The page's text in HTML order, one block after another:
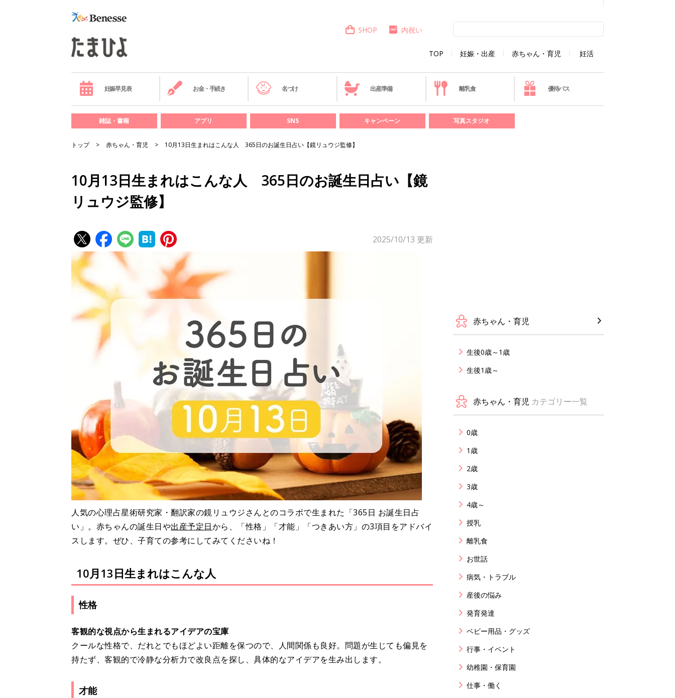
TOP 妊娠・出産 赤ちゃん・育児 妊活
SHOP 内祝い
妊娠早見表 お金・手続き 名づけ 出産準備 離乳食 優待パス
雑誌・書籍 アプリ SNS キャンペーン 写真スタジオ
トップ 赤ちゃん・育児 10月13日生まれはこんな人 365日のお誕生日占い【鏡リュウジ監修】
10月13日生まれはこんな人 365日のお誕生日占い【鏡
リュウジ監修】
2025/10/13 更新
人気の心理占星術研究家・翻訳家の鏡リュウジさんとのコラボで生まれた「365日 お誕生日占
い」。赤ちゃんの誕生日や出産予定日から、「性格」「才能」「つきあい方」の3項目をアドバイ
スします。ぜひ、子育ての参考にしてみてくださいね！
10月13日生まれはこんな人
性格
客観的な視点から生まれるアイデアの宝庫
クールな性格で、だれとでもほどよい距離を保つので、人間関係も良好。問題が生じても偏見を
持たず、客観的で冷静な分析力で改良点を探し、具体的なアイデアを生み出します。
才能
赤ちゃん・育児
生後0歳～1歳
生後1歳～
赤ちゃん・育児 カテゴリー一覧
0歳
1歳
2歳
3歳
4歳～
授乳
離乳食
お世話
病気・トラブル
産後の悩み
発育発達
ベビー用品・グッズ
行事・イベント
幼稚園・保育園
仕事・働く